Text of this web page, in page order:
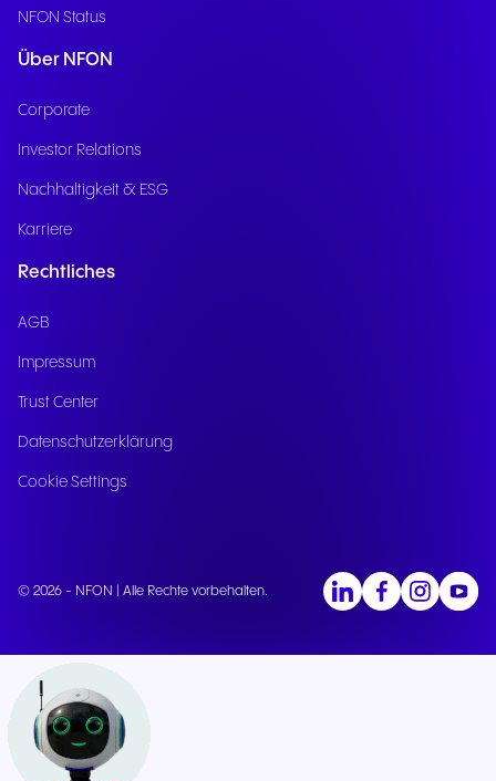
NFON Status
Über NFON
Corporate
Investor Relations
Nachhaltigkeit & ESG
Karriere
Rechtliches
AGB
Impressum
Trust Center
Datenschutzerklärung
Cookie Settings
© 2026 - NFON | Alle Rechte vorbehalten.